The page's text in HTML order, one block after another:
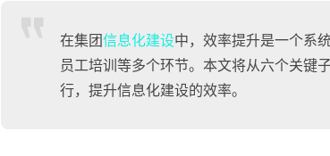
在集团信息化建设中，效率提升是一个系
员工培训等多个环节。本文将从六个关键
行，提升信息化建设的效率。